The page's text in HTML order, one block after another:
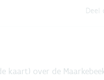
Deel
kaart) over de